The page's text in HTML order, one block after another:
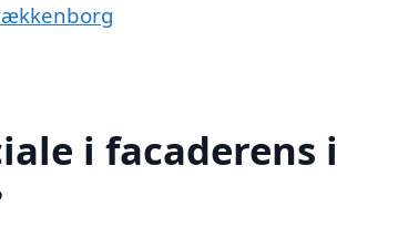
i facaderens i